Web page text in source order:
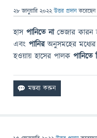
28 জানুয়ারি 2022 উত্তর প্রদান
হাসপানিতে নাভেজার কারন
এবংপানিরঅনুসমহের মধ্যের
হওয়ায় হাসের পালকপানিতে